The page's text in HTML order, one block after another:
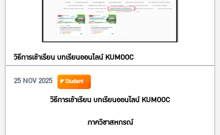
วิธีการเข้าเรียน บทเรียนออนไลน์ KUMOOC
25 NOV 2025
Student
วิธีการเข้าเรียน บทเรียนออนไลน์ KUMOOC
ภาควิชาสหกรณ์